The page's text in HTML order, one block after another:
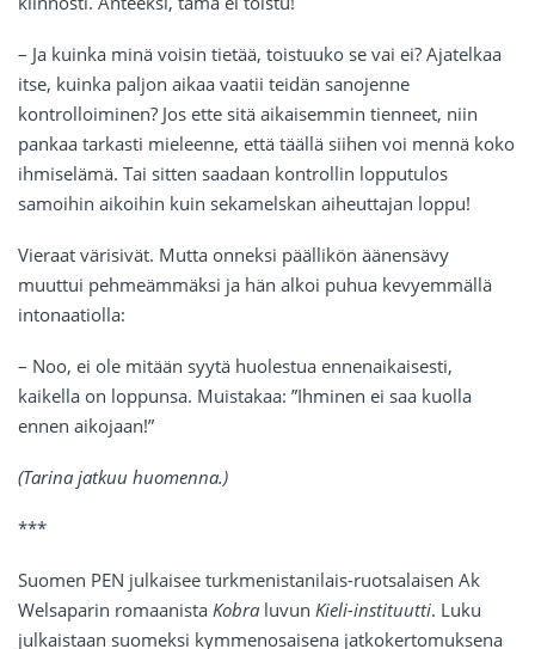
– Ja kuinka minä voisin tietää, toistuuko se vai ei? Ajatelkaa
itse, kuinka paljon aikaa vaatii teidän sanojenne
kontrolloiminen? Jos ette sitä aikaisemmin tienneet, niin
pankaa tarkasti mieleenne, että täällä siihen voi mennä koko
ihmiselämä. Tai sitten saadaan kontrollin lopputulos
samoihin aikoihin kuin sekamelskan aiheuttajan loppu!
Vieraat värisivät. Mutta onneksi päällikön äänensävy
muuttui pehmeämmäksi ja hän alkoi puhua kevyemmällä
intonaatiolla:
– Noo, ei ole mitään syytä huolestua ennenaikaisesti,
kaikella on loppunsa. Muistakaa: ”Ihminen ei saa kuolla
ennen aikojaan!”
(Tarina jatkuu huomenna.)
***
Suomen PEN julkaisee turkmenistanilais-ruotsalaisen Ak
Welsaparin romaanista Kobra luvun Kieli-instituutti. Luku
julkaistaan suomeksi kymmenosaisena jatkokertomuksena